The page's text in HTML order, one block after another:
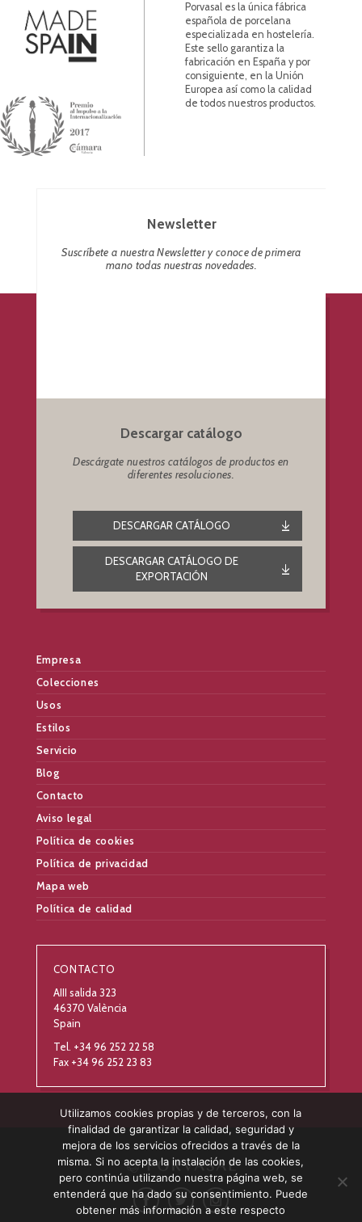
Porvasal es la única fábrica
española de porcelana
especializada en hostelería.
Este sello garantiza la
fabricación en España y por
consiguiente, en la Unión
Europea así como la calidad
de todos nuestros productos.
Newsletter
Suscríbete a nuestra Newsletter y conoce de primera
mano todas nuestras novedades.
Descargar catálogo
Descárgate nuestros catálogos de productos en
diferentes resoluciones.
DESCARGAR CATÁLOGO
DESCARGAR CATÁLOGO DE
EXPORTACIÓN
Empresa
Colecciones
Usos
Estilos
Servicio
Blog
Contacto
Aviso legal
Política de cookies
Política de privacidad
Mapa web
Política de calidad
CONTACTO
AIII salida 323
46370 València
Spain
Tel. +34 96 252 22 58
Fax +34 96 252 23 83
Utilizamos cookies propias y de terceros, con la
finalidad de garantizar la calidad, seguridad y
mejora de los servicios ofrecidos a través de la
misma. Si no acepta la instalación de las cookies,
pero continúa utilizando nuestra página web, se
entenderá que ha dado su consentimiento. Puede
obtener más información a este respecto